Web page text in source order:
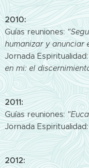
2010:
Guías reuniones:
humanizar y anunciar
Jornada Espiritualidad:
en mi: el
2011:
Guías reuniones:
Jornada
2012: